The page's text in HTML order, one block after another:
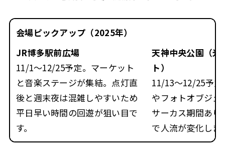
会場ピックアップ（2025年）
JR博多駅前広場
11/1〜12/25予定。マーケット
と音楽ステージが集結。点灯直
後と週末夜は混雑しやすいため
平日早い時間の回遊が狙い目で
す。
天神中央公園（光
ト）
11/13〜12/25予
やフォトオブジェ
サーカス期間あり
で人流が変化しま